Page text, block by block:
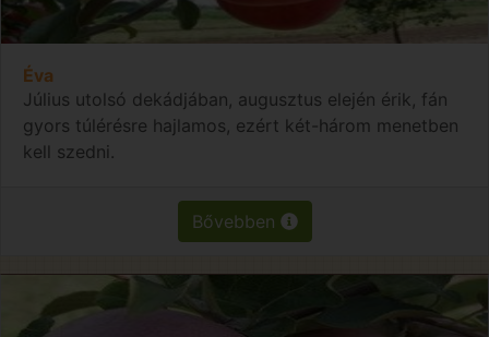
Éva
Július utolsó dekádjában, augusztus elején érik, fán
gyors túlérésre hajlamos, ezért két-három menetben
kell szedni.
Bővebben